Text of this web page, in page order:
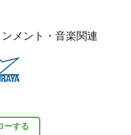
ーする
メント・音楽関連